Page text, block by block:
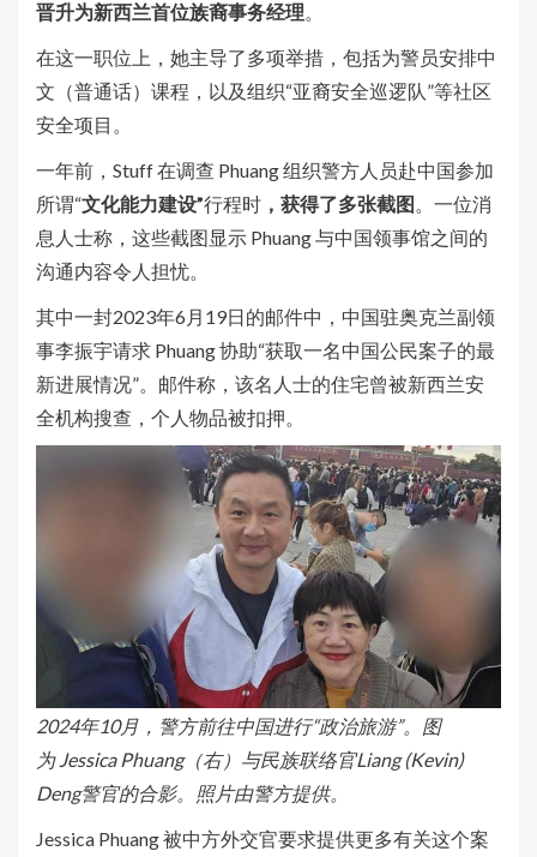
晋升为新西兰首位族裔事务经理。
在这一职位上，她主导了多项举措，包括为警员安排中
文（普通话）课程，以及组织“亚裔安全巡逻队”等社区
安全项目。
一年前，Stuff 在调查 Phuang 组织警方人员赴中国参加
所谓“文化能力建设”行程时 ，获得了多张截图 。一位消
息人士称，这些截图显示 Phuang 与中国领事馆之间的
沟通内容令人担忧。
其中一封2023年6月19日的邮件中，中国驻奥克兰副领
事李振宇请求 Phuang 协助“获取一名中国公民案子的最
新进展情况”。邮件称，该名人士的住宅曾被新西兰安
全机构搜查，个人物品被扣押。
2024年10月，警方前往中国进行“政治旅游”。图
为Jessica Phuang（右）与民族联络官Liang (Kevin)
Deng警官的合影。照片由警方提供。
Jessica Phuang 被中方外交官要求提供更多有关这个案